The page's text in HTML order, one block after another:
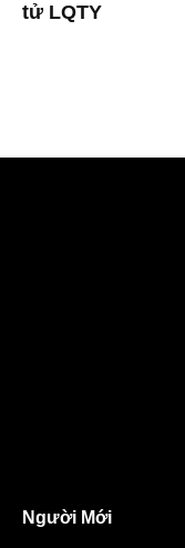
tử LQTY
Người Mới